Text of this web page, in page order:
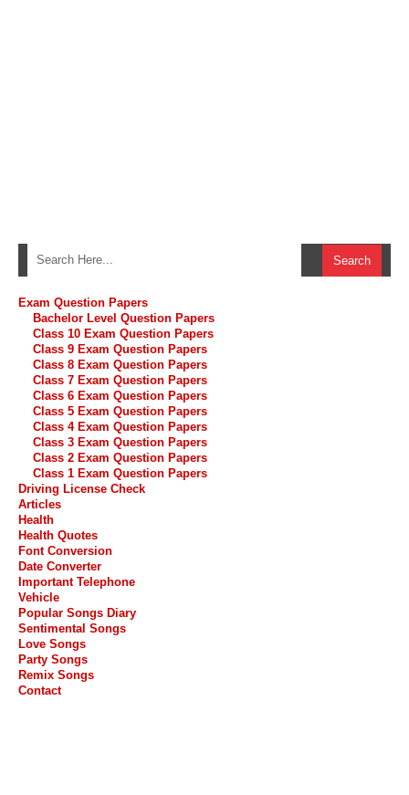
Exam Question Papers
Bachelor Level Question Papers
Class 10 Exam Question Papers
Class 9 Exam Question Papers
Class 8 Exam Question Papers
Class 7 Exam Question Papers
Class 6 Exam Question Papers
Class 5 Exam Question Papers
Class 4 Exam Question Papers
Class 3 Exam Question Papers
Class 2 Exam Question Papers
Class 1 Exam Question Papers
Driving License Check
Articles
Health
Health Quotes
Font Conversion
Date Converter
Important Telephone
Vehicle
Popular Songs Diary
Sentimental Songs
Love Songs
Party Songs
Remix Songs
Contact